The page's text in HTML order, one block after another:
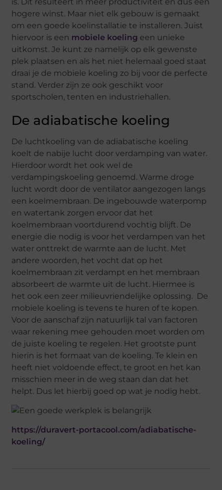
hogere winst. Maar niet elk gebouw is gemaakt
om een goede koelinstallatie te installeren. Juist
hiervoor is een mobiele koeling een unieke
uitkomst. Je kunt ze namelijk op elk gewenste
plek plaatsen en als het niet helemaal goed staat
draai je de mobiele koeling zo bij voor de perfecte
stand. Verder zijn ze ook geschikt voor
sportscholen, tenten en industriehallen.
De adiabatische koeling
De luchtkoeling van de adiabatische koeling
koelt de nabije lucht door verdamping van water.
Hierdoor wordt het ook wel de
verdampingskoeling genoemd. Warme droge
lucht wordt door de ventilator aangezogen langs
een koelmembraan. De ingebouwde waterpomp
en watertank zorgen ervoor dat het
koelmembraan voortdurend vochtig blijft. De
energie die nodig is voor het verdampen van het
water onttrekt de warmte aan de lucht. Met
andere woorden, het vocht dat op het
koelmembraan zit verdampt en het membraan
absorbeert de warmte uit de lucht. Hiermee is
het ook een zeer milieuvriendelijke oplossing. De
mobiele koeling is tevens te huren of te kopen.
Voor de aanschaf zijn natuurlijk tal van factoren
waar rekening mee gehouden moet worden om
de juiste koeling te regelen. Het grootste punt
hierin is het formaat van de koeling. Te klein en
heeft niet voldoende effect, te groot en het kan
misschien meer in de weg staan dan dat het
helpt. Dus let hierbij goed op wat je nodig hebt.
https://duravert-portacool.com/adiabatische-
koeling/